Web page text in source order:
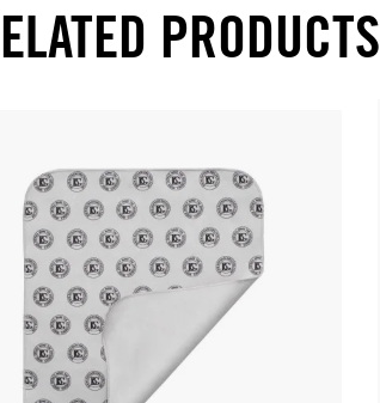
PRODUCTS